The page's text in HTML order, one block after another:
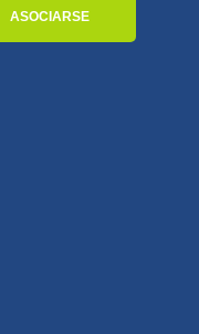
ASOCIARSE